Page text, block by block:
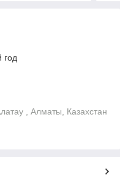
год
, Алматы, Казахстан